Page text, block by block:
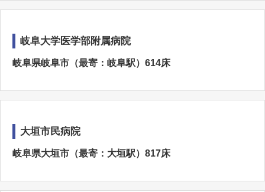
岐阜大学医学部附属病院
岐阜県岐阜市（最寄：岐阜駅）614床
大垣市民病院
岐阜県大垣市（最寄：大垣駅）817床